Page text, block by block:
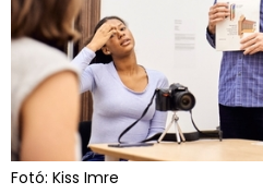
Fotó: Kiss Imre